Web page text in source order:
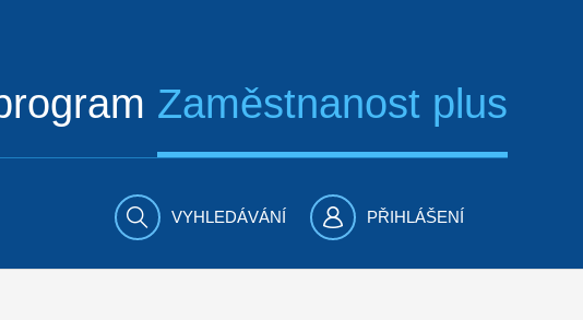
Zaměstnanost plus
VYHLEDÁVÁNÍ PŘIHLÁŠENÍ